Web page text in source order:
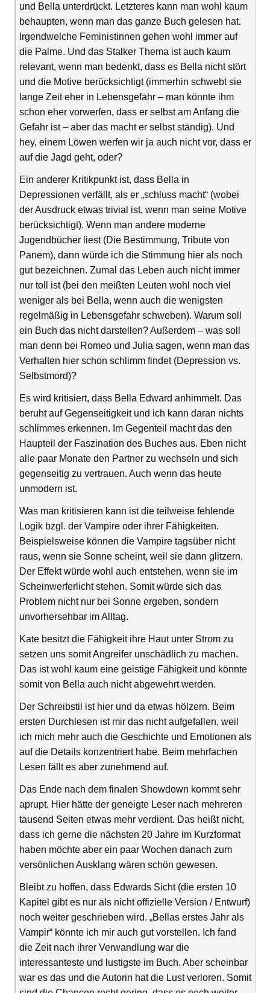
und Bella unterdrückt. Letzteres kann man wohl kaum
behaupten, wenn man das ganze Buch gelesen hat.
Irgendwelche Feministinnen gehen wohl immer auf
die Palme. Und das Stalker Thema ist auch kaum
relevant, wenn man bedenkt, dass es Bella nicht stört
und die Motive berücksichtigt (immerhin schwebt sie
lange Zeit eher in Lebensgefahr – man könnte ihm
schon eher vorwerfen, dass er selbst am Anfang die
Gefahr ist – aber das macht er selbst ständig). Und
hey, einem Löwen werfen wir ja auch nicht vor, dass er
auf die Jagd geht, oder?
Ein anderer Kritikpunkt ist, dass Bella in
Depressionen verfällt, als er „schluss macht“ (wobei
der Ausdruck etwas trivial ist, wenn man seine Motive
berücksichtigt). Wenn man andere moderne
Jugendbücher liest (Die Bestimmung, Tribute von
Panem), dann würde ich die Stimmung hier als noch
gut bezeichnen. Zumal das Leben auch nicht immer
nur toll ist (bei den meißten Leuten wohl noch viel
weniger als bei Bella, wenn auch die wenigsten
regelmäßig in Lebensgefahr schweben). Warum soll
ein Buch das nicht darstellen? Außerdem – was soll
man denn bei Romeo und Julia sagen, wenn man das
Verhalten hier schon schlimm findet (Depression vs.
Selbstmord)?
Es wird kritisiert, dass Bella Edward anhimmelt. Das
beruht auf Gegenseitigkeit und ich kann daran nichts
schlimmes erkennen. Im Gegenteil macht das den
Haupteil der Faszination des Buches aus. Eben nicht
alle paar Monate den Partner zu wechseln und sich
gegenseitig zu vertrauen. Auch wenn das heute
unmodern ist.
Was man kritisieren kann ist die teilweise fehlende
Logik bzgl. der Vampire oder ihrer Fähigkeiten.
Beispielsweise können die Vampire tagsüber nicht
raus, wenn sie Sonne scheint, weil sie dann glitzern.
Der Effekt würde wohl auch entstehen, wenn sie im
Scheinwerferlicht stehen. Somit würde sich das
Problem nicht nur bei Sonne ergeben, sondern
unvorhersehbar im Alltag.
Kate besitzt die Fähigkeit ihre Haut unter Strom zu
setzen uns somit Angreifer unschädlich zu machen.
Das ist wohl kaum eine geistige Fähigkeit und könnte
somit von Bella auch nicht abgewehrt werden.
Der Schreibstil ist hier und da etwas hölzern. Beim
ersten Durchlesen ist mir das nicht aufgefallen, weil
ich mich mehr auch die Geschichte und Emotionen als
auf die Details konzentriert habe. Beim mehrfachen
Lesen fällt es aber zunehmend auf.
Das Ende nach dem finalen Showdown kommt sehr
aprupt. Hier hätte der geneigte Leser nach mehreren
tausend Seiten etwas mehr verdient. Das heißt nicht,
dass ich gerne die nächsten 20 Jahre im Kurzformat
haben möchte aber ein paar Wochen danach zum
versönlichen Ausklang wären schön gewesen.
Bleibt zu hoffen, dass Edwards Sicht (die ersten 10
Kapitel gibt es nur als nicht offizielle Version / Entwurf)
noch weiter geschrieben wird. „Bellas erstes Jahr als
Vampir“ könnte ich mir auch gut vorstellen. Ich fand
die Zeit nach ihrer Verwandlung war die
interessanteste und lustigste im Buch. Aber scheinbar
war es das und die Autorin hat die Lust verloren. Somit